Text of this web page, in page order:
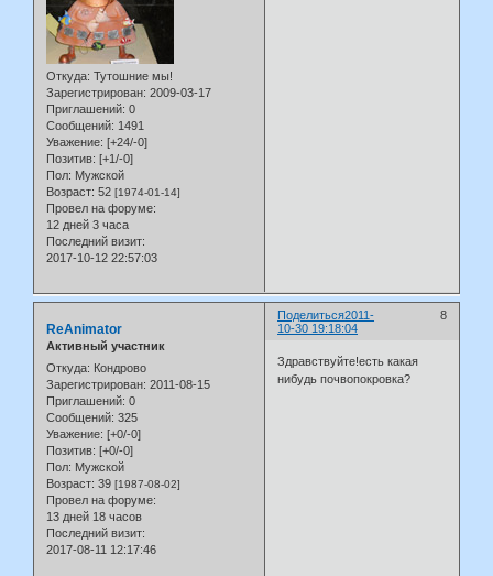
Откуда: Тутошние мы!
Зарегистрирован: 2009-03-17
Приглашений: 0
Сообщений: 1491
Уважение: [+24/-0]
Позитив: [+1/-0]
Пол: Мужской
Возраст: 52 [1974-01-14]
Провел на форуме:
12 дней 3 часа
Последний визит:
2017-10-12 22:57:03
Поделиться 8
2011-
10-30 19:18:04
ReAnimator
Активный участник
Откуда: Кондрово
Зарегистрирован: 2011-08-15
Приглашений: 0
Сообщений: 325
Уважение: [+0/-0]
Позитив: [+0/-0]
Пол: Мужской
Возраст: 39 [1987-08-02]
Провел на форуме:
13 дней 18 часов
Последний визит:
2017-08-11 12:17:46
Здравствуйте!есть какая
нибудь почвопокровка?